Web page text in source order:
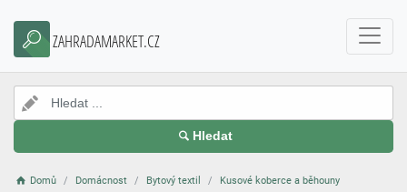
ZAHRADAMARKET.CZ
Hledat
Domů Domácnost Bytový textil Kusové koberce a běhouny